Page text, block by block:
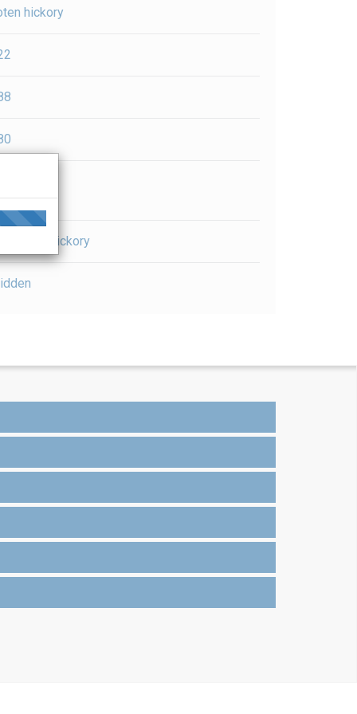
hickory
noten hickory